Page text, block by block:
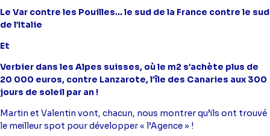
Le Var contre les Pouilles… le sud de la France contre le sud
de l’Italie
Et
Verbier dans les Alpes suisses, où le m2 s’achète plus de
20 000 euros, contre Lanzarote, l’île des Canaries aux 300
jours de soleil par an !
Martin et Valentin vont, chacun, nous montrer qu’ils ont trouvé
le meilleur spot pour développer « l’Agence » !